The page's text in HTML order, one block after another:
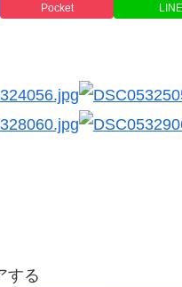
Pocket LINE
する